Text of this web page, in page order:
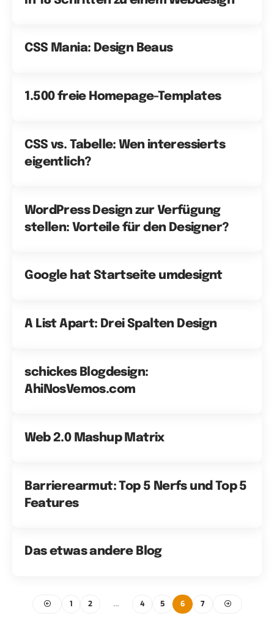
CSS Mania: Design Beaus
1.500 freie Homepage-Templates
CSS vs. Tabelle: Wen interessierts
eigentlich?
WordPress Design zur Verfügung
stellen: Vorteile für den Designer?
Google hat Startseite umdesignt
A List Apart: Drei Spalten Design
schickes Blogdesign:
AhiNosVemos.com
Web 2.0 Mashup Matrix
Barrierearmut: Top 5 Nerfs und Top 5
Features
Das etwas andere Blog
1 2 … 4 5 6 7